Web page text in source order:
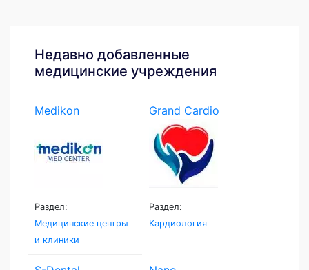
Недавно добавленные
медицинские учреждения
Medikon
Раздел:
Медицинские центры
и клиники
Grand Cardio
Раздел:
Кардиология